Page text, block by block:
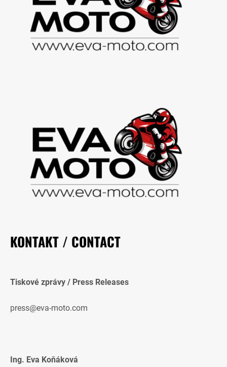
KONTAKT / CONTACT
Tiskové zprávy / Press Releases
press@eva-moto.com
Ing. Eva Koňáková